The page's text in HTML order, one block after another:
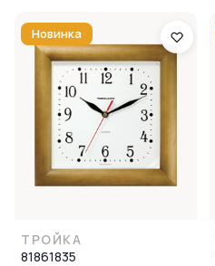
Новинка
ТРОЙКА
81861835